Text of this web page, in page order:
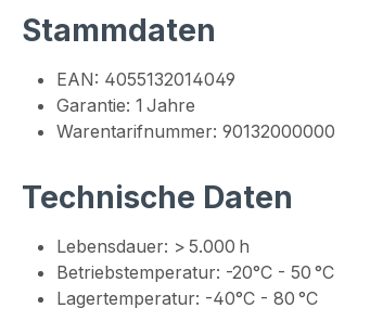
Stammdaten
EAN: 4055132014049
Garantie: 1 Jahre
Warentarifnummer: 90132000000
Technische Daten
Lebensdauer: > 5.000 h
Betriebstemperatur: -20°C - 50 °C
Lagertemperatur: -40°C - 80 °C